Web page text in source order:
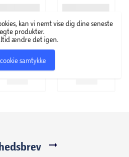
med en polysoft topmadras af
jersey vår og har en samlet
har desuden aftageligt
at tage af og vaske. Betrækket
før brug.
kan vi nemt vise dig dine seneste
produkter.
ændre det igen.
samtykke